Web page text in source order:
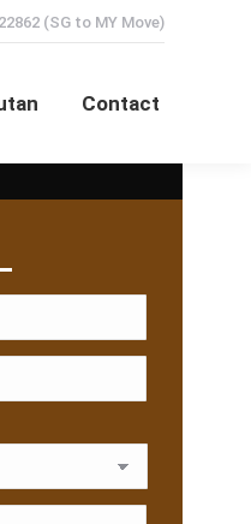
(SG to MY Move)
Contact